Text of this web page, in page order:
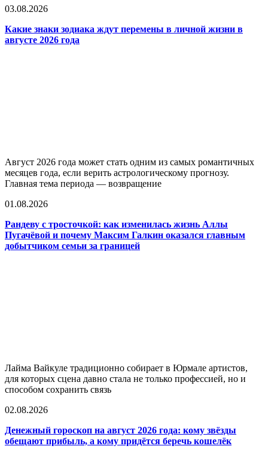
03.08.2026
Какие знаки зодиака ждут перемены в личной жизни в
августе 2026 года
Август 2026 года может стать одним из самых романтичных
месяцев года, если верить астрологическому прогнозу.
Главная тема периода — возвращение
01.08.2026
Рандеву с тросточкой: как изменилась жизнь Аллы
Пугачёвой и почему Максим Галкин оказался главным
добытчиком семьи за границей
Лайма Вайкуле традиционно собирает в Юрмале артистов,
для которых сцена давно стала не только профессией, но и
способом сохранить связь
02.08.2026
Денежный гороскоп на август 2026 года: кому звёзды
обещают прибыль, а кому придётся беречь кошелёк